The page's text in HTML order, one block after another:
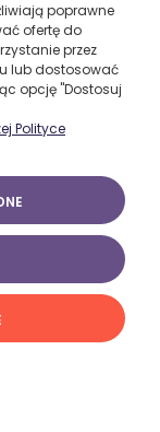
DO KOSZYKA
złoty
139,00 zł
DO KOSZYKA
poprawne
ofertę do
przez
lub dostosować
opcję "Dostosuj
Polityce